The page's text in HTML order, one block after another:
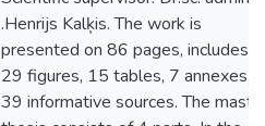
.Henrijs Kalķis. The work is
presented on 86 pages, includes
29 figures, 15 tables, 7 annexes,
39 informative sources. The